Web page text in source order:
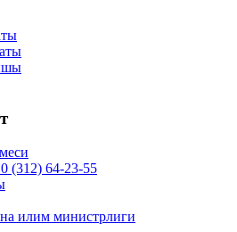
(312) 64-23-55
илим министрлиги